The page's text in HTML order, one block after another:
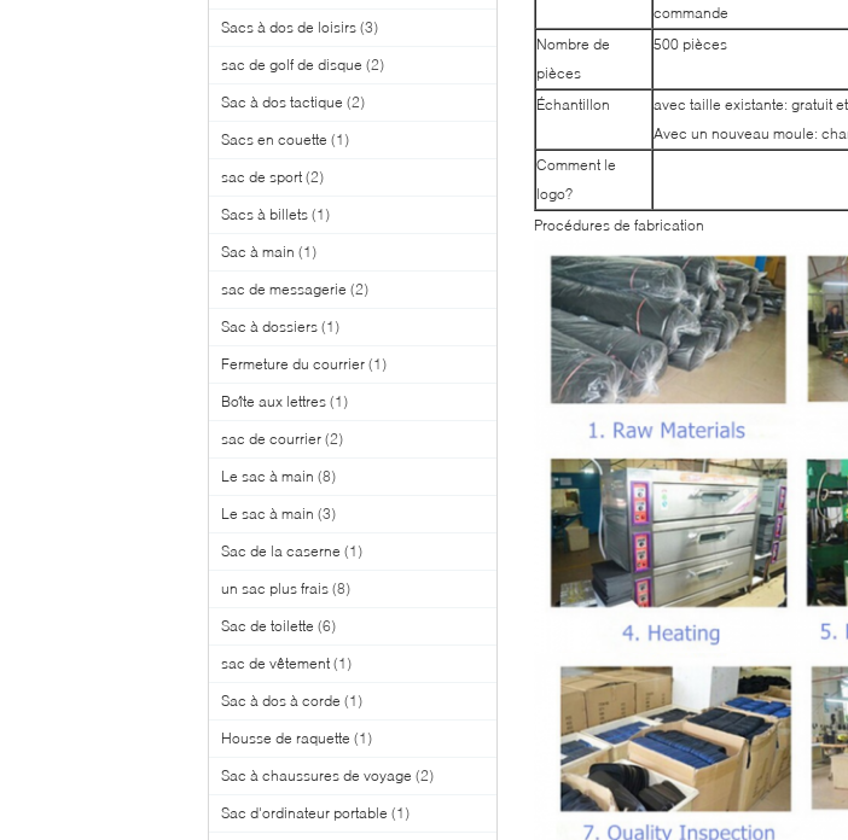
Sacs à dos de loisirs (3)
sac de golf de disque (2)
Sac à dos tactique (2)
Sacs en couette (1)
sac de sport (2)
Sacs à billets (1)
Sac à main (1)
sac de messagerie (2)
Sac à dossiers (1)
Fermeture du courrier (1)
Boîte aux lettres (1)
sac de courrier (2)
Le sac à main (8)
Le sac à main (3)
Sac de la caserne (1)
un sac plus frais (8)
Sac de toilette (6)
sac de vêtement (1)
Sac à dos à corde (1)
Housse de raquette (1)
Sac à chaussures de voyage (2)
Sac d'ordinateur portable (1)
commande
Nombre de
pièces
500 pièces
Échantillon
avec taille existante: gratuit
Avec un nouveau moule:
Comment le
logo?
Procédures de fabrication